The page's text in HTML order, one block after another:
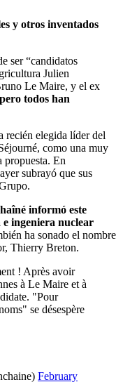
y otros inventados
ser “candidatos
Julien
Le Maire, y el ex
todos han
recién elegida líder del
como una muy
propuesta. En
subrayó que sus
informó este
ingeniera nuclear
ha sonado el nombre
Thierry Breton.
! Après avoir
à Le Maire et à
"Pour
se désespère
February